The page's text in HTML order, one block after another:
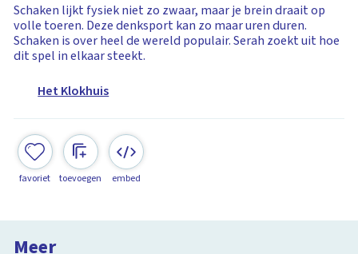
Schaken lijkt fysiek niet zo zwaar, maar je brein draait op
volle toeren. Deze denksport kan zo maar uren duren.
Schaken is over heel de wereld populair. Serah zoekt uit hoe
dit spel in elkaar steekt.
Het Klokhuis
favoriet toevoegen embed
Meer